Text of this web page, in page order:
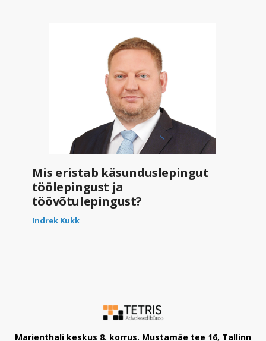
Mis eristab käsunduslepingut
töölepingust ja
töövõtulepingust?
Indrek Kukk
Marienthali keskus 8. korrus. Mustamäe tee 16, Tallinn